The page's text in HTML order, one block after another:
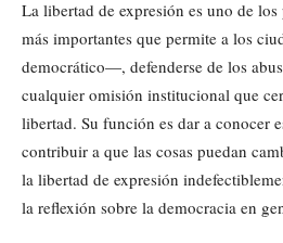
La libertad de expresión es uno de
más importantes que permite a los
democrático—, defenderse de los
cualquier omisión institucional que
libertad. Su función es dar a conocer
contribuir a que las cosas puedan
la libertad de expresión
la reflexión sobre la democracia en